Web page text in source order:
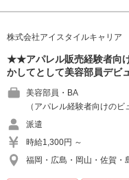
株式会社アイスタイルキャリア
★★アパレル販売経験者向
かしてとして美容部員デビ
美容部員・BA
（アパレル経験者向けの
派遣
時給1,300円 ～
福岡・広島・岡山・佐賀・